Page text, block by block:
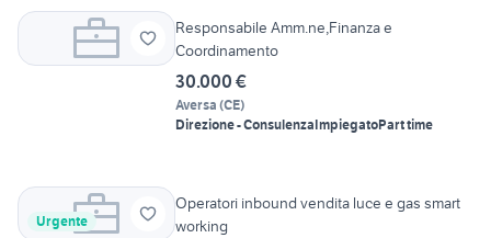
Responsabile Amm.ne,Finanza e
Coordinamento
30.000 €
Aversa (CE)
Direzione - ConsulenzaImpiegatoPart time
Urgente
Operatori inbound vendita luce e gas smart
working